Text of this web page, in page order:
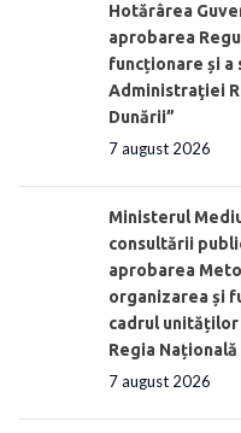
Hotărârea
aprobarea
funcționare și
Administraţiei
Dunării”
7 august 2026
Ministerul
consultării
aprobarea
organizarea și
cadrul
Regia
7 august 2026